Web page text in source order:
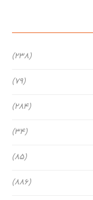
(238)
(79)
(284)
(34)
(85)
(886)